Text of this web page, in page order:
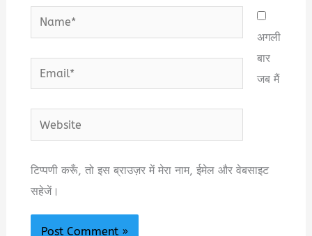
Name*
Email*
Website
अगली
बार
जब मैं
टिप्पणी करूँ, तो इस ब्राउज़र में मेरा नाम, ईमेल और वेबसाइट
सहेजें।